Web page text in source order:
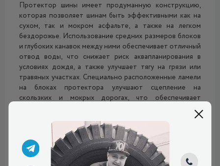
Протектор шины имеет продуманную конструкцию,
которая позволяет шинам быть эффективными как на
сухом, так и мокром асфальте, а также на легком
бездорожье. Использование средних размеров блоков
и глубоких канавок между ними обеспечивает отличный
отвод воды, что снижает риск аквапланирования в
условиях дождя, а также улучшает тягу на грязи или
травяных участках. Специально расположенные ламели
на блоках протектора улучшают сцепление на
скользких и мокрых дорогах, что обеспечивает
безопасность при торможении и маневрировании в
сложных погодных условиях.
Резиновая смесь, используемая в покрышке,
оптимизирована для обеспечения надежного
сцепления при разных температурах. Она обладает